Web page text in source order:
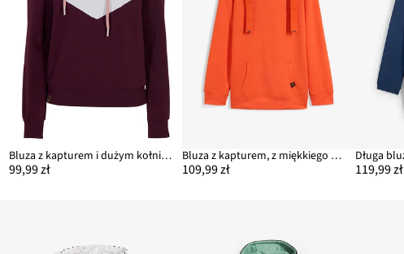
Bluza z kapturem i dużym kołnierzem
99,99 zł
Bluza z kapturem, z miękkiego materiału z wiskozą
109,99 zł 119,99 zł